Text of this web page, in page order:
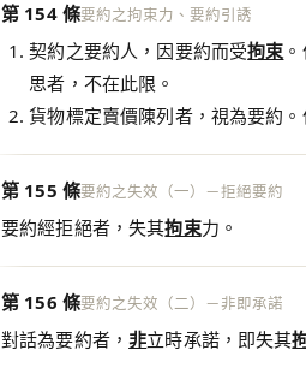
第 154 條要約之拘束力、要約引誘
契約之要約人，因要約而受拘束
思者，不在此限。
貨物標定賣價陳列者，視為要約
第 155 條要約之失效（一）－拒絕要約
要約經拒絕者，失其拘束力。
第 156 條要約之失效（二）－非即承諾
對話為要約者，非立時承諾，即失其